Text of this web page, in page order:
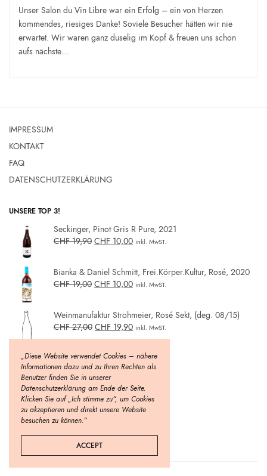
Unser Salon du Vin Libre war ein Erfolg – ein von Herzen
kommendes, riesiges Danke! Soviele Besucher hätten wir nie
erwartet. Wir waren ganz duselig im Kopf & freuen uns schon
aufs nächste…
IMPRESSUM
KONTAKT
FAQ
DATENSCHUTZERKLÄRUNG
UNSERE TOP 3!
Seckinger, Pinot Gris R Pure, 2021
CHF19,90 CHF 10,00 inkl. MwST.
Bianka & Daniel Schmitt, Frei.Körper.Kultur, Rosé, 2020
CHF19,00 CHF 10,00 inkl. MwST.
Weinmanufaktur Strohmeier, Rosé Sekt, (deg. 08/15)
CHF27,00 CHF 19,90 inkl. MwST.
„Diese Website verwendet Cookies – nähere
Informationen dazu und zu Ihren Rechten als
Benutzer finden Sie in unserer
Datenschutzerklärung am Ende der Seite.
Klicken Sie auf „Ich stimme zu“, um Cookies
zu akzeptieren und direkt unsere Website
besuchen zu können.“
ACCEPT